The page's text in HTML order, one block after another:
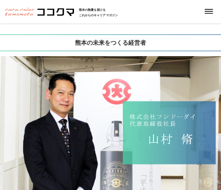
熊本の熱量を届ける
これからのキャリアマガジン
熊本の未来をつくる経営者